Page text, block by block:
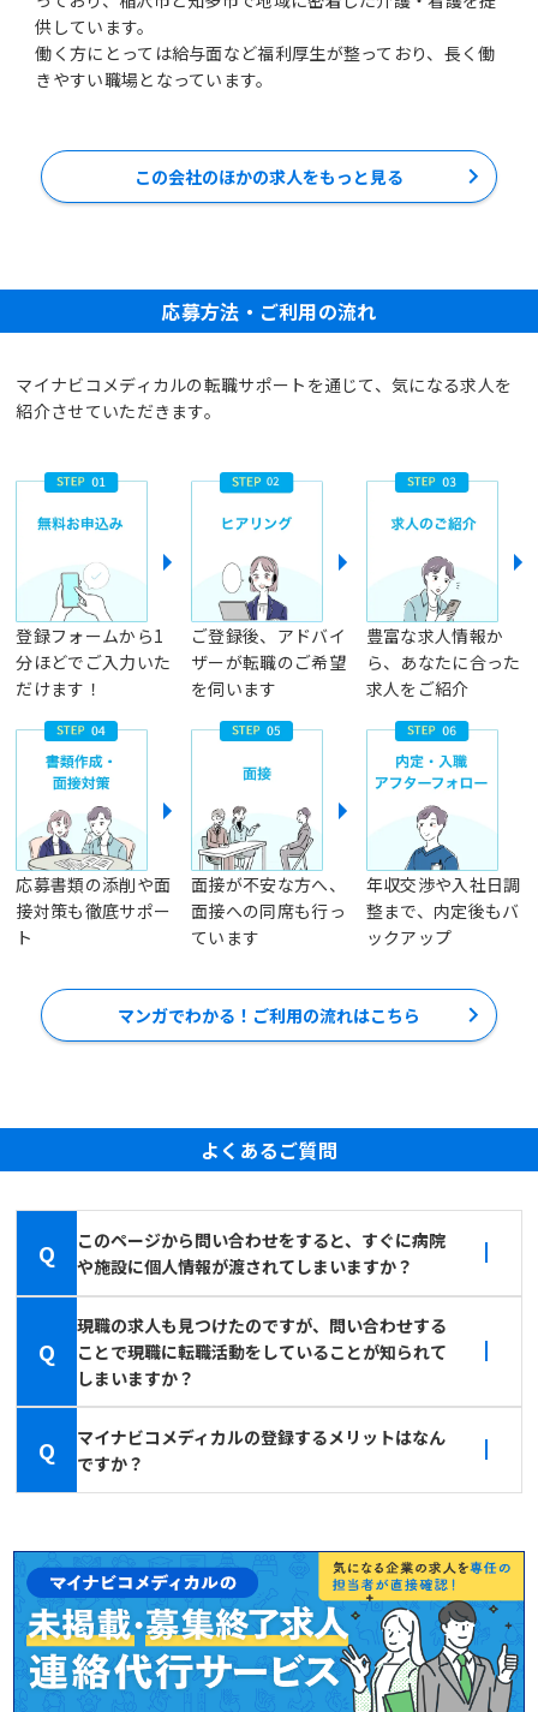
供しています。
働く方にとっては給与面など福利厚生が整っており、長く働
この会社のほかの求人をもっと見る
応募方法・ご利用の流れ
マイナビコメディカルの転職サポートを通じて、気になる求人を
紹介させていただきます。
登録フォームから1
分ほどでご入力いた
だけます！
ご登録後、アドバイ
ザーが転職のご希望
を伺います
豊富な求人情報か
ら、あなたに合った
求人をご紹介
応募書類の添削や面
接対策も徹底サポー
ト
面接が不安な方へ、
面接への同席も行っ
ています
年収交渉や入社日調
整まで、内定後もバ
ックアップ
マンガでわかる！ご利用の流れはこちら
よくあるご質問
Q
このページから問い合わせをすると、すぐに病院
や施設に個人情報が渡されてしまいますか？
Q
現職の求人も見つけたのですが、問い合わせする
ことで現職に転職活動をしていることが知られて
しまいますか？
Q
マイナビコメディカルの登録するメリットはなん
ですか？